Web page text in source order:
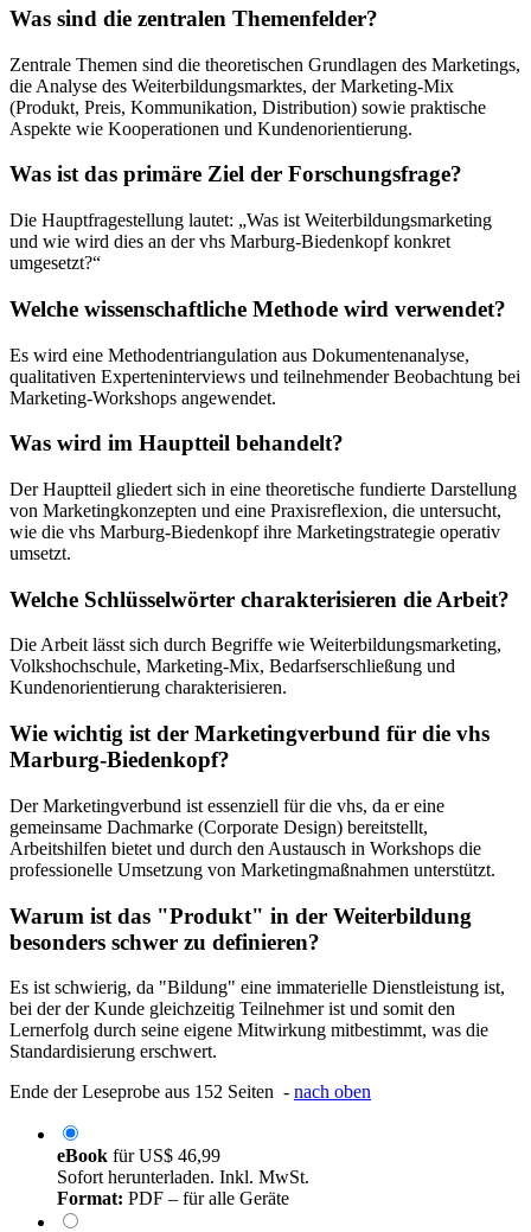
Was sind die zentralen Themenfelder?
Zentrale Themen sind die theoretischen Grundlagen des Marketings,
die Analyse des Weiterbildungsmarktes, der Marketing-Mix
(Produkt, Preis, Kommunikation, Distribution) sowie praktische
Aspekte wie Kooperationen und Kundenorientierung.
Was ist das primäre Ziel der Forschungsfrage?
Die Hauptfragestellung lautet: „Was ist Weiterbildungsmarketing
und wie wird dies an der vhs Marburg-Biedenkopf konkret
umgesetzt?“
Welche wissenschaftliche Methode wird verwendet?
Es wird eine Methodentriangulation aus Dokumentenanalyse,
qualitativen Experteninterviews und teilnehmender Beobachtung bei
Marketing-Workshops angewendet.
Was wird im Hauptteil behandelt?
Der Hauptteil gliedert sich in eine theoretische fundierte Darstellung
von Marketingkonzepten und eine Praxisreflexion, die untersucht,
wie die vhs Marburg-Biedenkopf ihre Marketingstrategie operativ
umsetzt.
Welche Schlüsselwörter charakterisieren die Arbeit?
Die Arbeit lässt sich durch Begriffe wie Weiterbildungsmarketing,
Volkshochschule, Marketing-Mix, Bedarfserschließung und
Kundenorientierung charakterisieren.
Wie wichtig ist der Marketingverbund für die vhs
Marburg-Biedenkopf?
Der Marketingverbund ist essenziell für die vhs, da er eine
gemeinsame Dachmarke (Corporate Design) bereitstellt,
Arbeitshilfen bietet und durch den Austausch in Workshops die
professionelle Umsetzung von Marketingmaßnahmen unterstützt.
Warum ist das "Produkt" in der Weiterbildung
besonders schwer zu definieren?
Es ist schwierig, da "Bildung" eine immaterielle Dienstleistung ist,
bei der der Kunde gleichzeitig Teilnehmer ist und somit den
Lernerfolg durch seine eigene Mitwirkung mitbestimmt, was die
Standardisierung erschwert.
Ende der Leseprobe aus 152 Seiten - nach oben
eBook fürUS$ 46,99
Sofort herunterladen. Inkl. MwSt.
Format: PDF – für alle Geräte